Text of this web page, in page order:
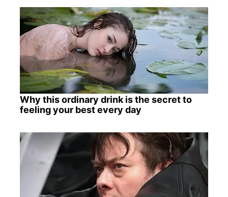
Why this ordinary drink is the secret to
feeling your best every day